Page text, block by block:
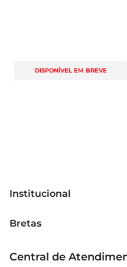
DISPONÍVEL EM BREVE
Institucional
Grupo Cencosud
Sobre privacidade
Bretas
Produtos Bretas
Central de